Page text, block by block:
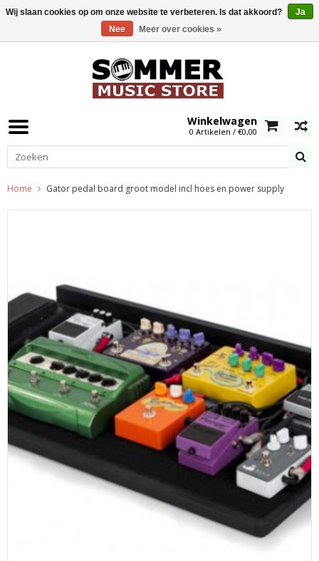
Winkelwagen
0 Artikelen / €0,00
Home Gator pedal board groot model incl hoes en power supply
Wij slaan cookies op om onze website te verbeteren. Is dat akkoord?
Ja
Nee
Meer over cookies »